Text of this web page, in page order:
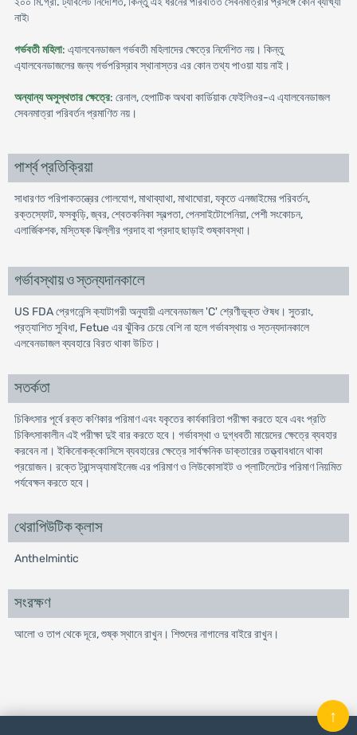
নাই৷
গর্ভবতী মহিলা: এ্যালবেনডাজল গর্ভবতী মহিলাদের ক্ষেত্রে নির্দেশিত নয়। কিন্তু
এ্যালবেনডাজলের জন্য গর্ভপরিস্রাব স্থানাস্তর এর কোন তথ্য পাওয়া যায় নাই।
অন্যান্য অসুস্থতার ক্ষেত্রে: রেনাল, হেপাটিক অথবা কার্ডিয়াক ফেইলিওর-এ এ্যালবেনডাজল
সেবনমাত্রা পরিবর্তন প্রমাণিত নয়।
পার্শ্ব প্রতিক্রিয়া
সাধারণত পরিপাকতন্ত্রের গোলযোগ, মাথাব্যাথা, মাথাঘোরা, যকৃতে এনজাইমের পরিবর্তন,
রক্তস্ফোট, ফসকুড়ি, জ্বর, শ্বেতকনিকা স্বল্পতা, পেনসাইটোপেনিয়া, পেশী সংকোচন,
এলার্জিকশক, মস্তিষ্ক ঝিল্লীর প্রদাহ বা প্রদাহ ছাড়াই শুষ্কাবস্থা।
গর্ভাবস্থায় ও স্তন্যদানকালে
US FDA প্রেগনেন্সি ক্যাটাগরী অনুযায়ী এলবেনডাজল 'C' শ্রেণীভূক্ত ঔষধ। সুতরাং,
প্রত্যাশিত সুবিধা, Fetue এর ঝুঁকির চেয়ে বেশি না হলে গর্ভাবস্থায় ও স্তন্যদানকালে
এলবেনডাজল ব্যবহারে বিরত থাকা উচিত।
সতর্কতা
চিকিৎসার পূর্বে রক্ত কণিকার পরিমাণ এবং যকৃতের কার্যকারিতা পরীক্ষা করতে হবে এবং প্রতি
চিকিৎসাকালীন এই পরীক্ষা দুই বার করতে হবে। গর্ভাবস্থা ও দুগ্ধবতী মায়েদের ক্ষেত্রে ব্যবহার
করবেন না। ইকিনোকক্‌কোসিসে ব্যবহারের ক্ষেত্রে সার্বক্ষনিক ডাক্তারের তত্ত্বাবধানে থাকা
প্রয়োজন। রক্তে ট্রান্সঅ্যামাইনেজ এর পরিমাণ ও লিউকোসাইট ও প্লাটিলেটের পরিমাণ নিয়মিত
পর্যবেক্ষন করতে হবে।
থেরাপিউটিক ক্লাস
Anthelmintic
সংরক্ষণ
আলো ও তাপ থেকে দূরে, শুষ্ক স্থানে রাখুন। শিশুদের নাগালের বাইরে রাখুন।
↑